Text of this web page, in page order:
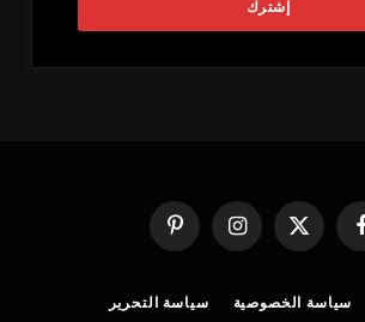
فيسبوك
X
(Twitter)
الانستغرامبينتيريست
سياسة الخصوصية سياسة التحرير